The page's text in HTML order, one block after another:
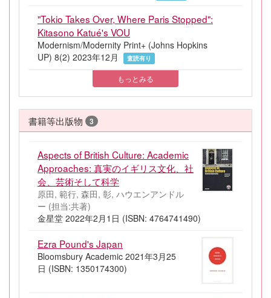
"Tokio Takes Over, Where Paris Stopped":
Kitasono Katué's VOU
Modernism/Modernity Print+ (Johns Hopkins
UP) 8(2) 2023年12月
査読有り
もっとみる
書籍等出版物 3
Aspects of British Culture: Academic
Approaches: 真実のイギリス文化、社
会、芸術そして科学
原田, 範行, 森田, 彰, ハウエンアンドル
ー (担当:共著)
金星堂 2022年2月1日 (ISBN: 4764741490)
Ezra Pound's Japan
Bloomsbury Academic 2021年3月25
日 (ISBN: 1350174300)